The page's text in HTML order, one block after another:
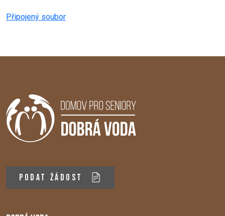
Připojený soubor
PODAT ŽÁDOST